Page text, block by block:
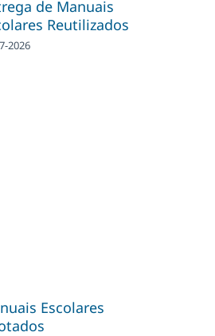
de Manuais
Reutilizados
2026
Escolares